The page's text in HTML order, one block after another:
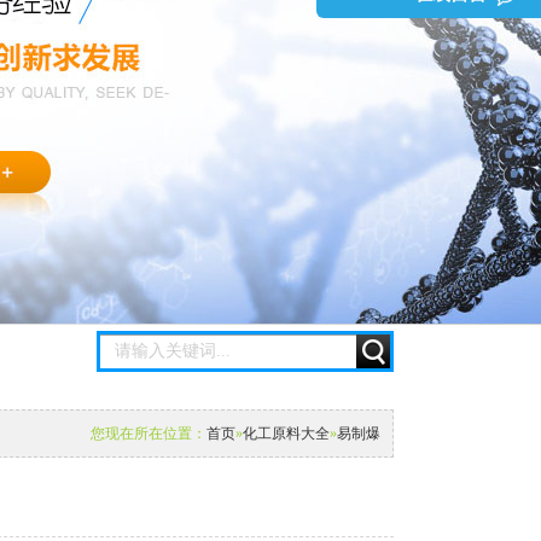
您现在所在位置： 首页»化工原料大全»易制爆